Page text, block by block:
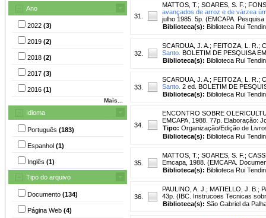
Ano
2022 (3)
2019 (2)
2018 (2)
2017 (3)
2016 (1)
Mais...
Idioma
Português (183)
Espanhol (1)
Inglês (1)
Tipo do arquivo
Documento (134)
Página Web (4)
31.
MATTOS, T. ; SOARES, S. F. ;
avançados de arroz e de várzea
julho 1985. 5p. (EMCAPA.
Biblioteca(s): Biblioteca Rui
32.
SCARDUA, J. A. ; FEITOZA, L. R. ;
Santo. BOLETIM DE PESQUISA
Biblioteca(s): Biblioteca Rui
33.
SCARDUA, J. A. ; FEITOZA, L. R. ;
Santo. 2 ed. BOLETIM DE
Biblioteca(s): Biblioteca Rui
34.
ENCONTRO SOBRE
EMCAPA, 1988. 77p. Elaboração:
Tipo: Organização/Edição de
Biblioteca(s): Biblioteca Rui
35.
MATTOS, T. ; SOARES, S. F. ;
Emcapa, 1988. (EMCAPA.
Biblioteca(s): Biblioteca Rui
36.
PAULINO, A. J. ; MATIELLO, J. B. ;
43p. (IBC. Instrucoes Tecnicas
Biblioteca(s): São Gabriel da